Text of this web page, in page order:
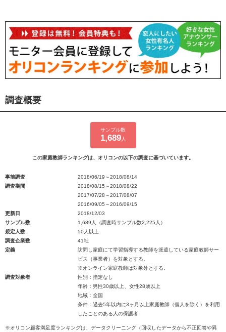
調査概要
サンプル数
1,689人
この家庭教師ランキングは、オリコンの以下の調査に基づいています。
事前調査
2018/06/19～2018/08/14
調査期間
2018/08/15～2018/08/22
2017/07/28～2017/08/07
2016/09/05～2016/09/15
更新日
2018/12/03
サンプル数
1,689人（調査時サンプル数2,225人）
規定人数
50人以上
調査企業数
41社
定義
訪問し家庭にて学習指導する教師を派遣している家庭教師サー
ビス（事業者）を対象とする。
※オンライン家庭教師は対象外とする。
調査対象者
性別：指定なし
年齢：男性30歳以上、女性28歳以上
地域：全国
条件：過去5年以内に3ヶ月以上家庭教師（個人を除く）を利用
したことのある人の保護者
※オリコン顧客満足度ランキングは、データクリーニング（回収したデータから不正回答や異